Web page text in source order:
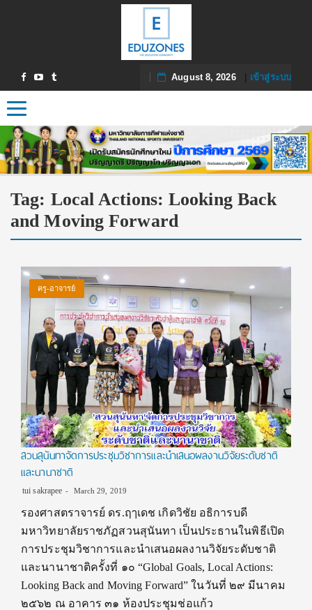
August 8, 2026| เข้าสู่ระบบ
Toggle navigation
Tag: Local Actions: Looking Back
and Moving Forward
ครู-อาจารย์
สวนสุนันทาจัดการประชุมวิชาการและนำเสนอผลงานวิจัยระดับชาติ
และนานาชาติ
tui sakrapee March 29, 2019
รองศาสตราจารย์ ดร.ฤๅเดช เกิดวิชัย อธิการบดี
มหาวิทยาลัยราชภัฏสวนสุนันทา เป็นประธานในพิธีเปิด
การประชุมวิชาการและนำเสนอผลงานวิจัยระดับชาติ
และนานาชาติครั้งที่ ๑๐ “Global Goals, Local Actions:
Looking Back and Moving Forward” ในวันที่ ๒๙ มีนาคม
๒๕๖๒ ณ อาคาร ๓๑ ห้องประชุมช่อแก้ว